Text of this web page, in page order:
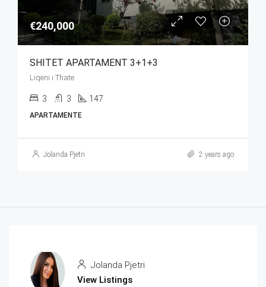
€240,000
SHITET APARTAMENT 3+1+3
Liqeni i Thate
3 3 147
APARTAMENTE
Jolanda Pjetri 2 years ago
Jolanda Pjetri
View Listings